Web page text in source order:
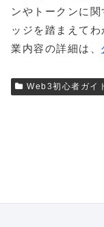
ンやトークンに
ッジを踏まえて
業内容の詳細は、
Web3初心者ガイ